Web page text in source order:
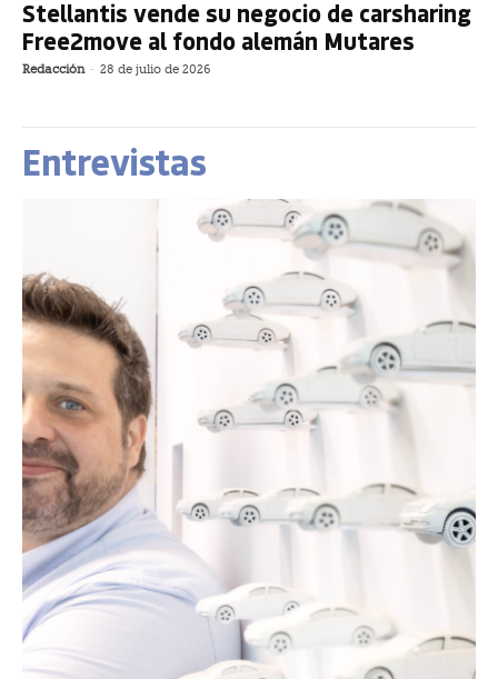
Stellantis vende su negocio de carsharing
Free2move al fondo alemán Mutares
Redacción - 28 de julio de 2026
Entrevistas